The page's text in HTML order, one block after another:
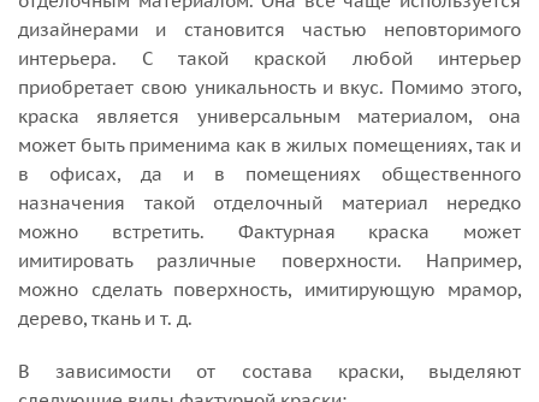
дизайнерами и становится частью неповторимого
интерьера. С такой краской любой интерьер
приобретает свою уникальность и вкус. Помимо этого,
краска является универсальным материалом, она
может быть применима как в жилых помещениях, так и
в офисах, да и в помещениях общественного
назначения такой отделочный материал нередко
можно встретить. Фактурная краска может
имитировать различные поверхности. Например,
можно сделать поверхность, имитирующую мрамор,
дерево, ткань и т. д.
В зависимости от состава краски, выделяют